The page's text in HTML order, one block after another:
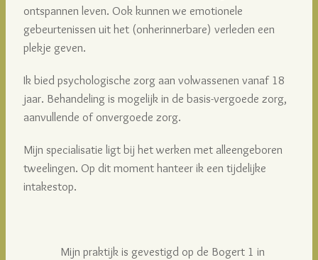
ontspannen leven. Ook kunnen we emotionele
gebeurtenissen uit het (onherinnerbare) verleden een
plekje geven.
Ik bied psychologische zorg aan volwassenen vanaf 18
jaar. Behandeling is mogelijk in de basis-vergoede zorg,
aanvullende of onvergoede zorg.
Mijn specialisatie ligt bij het werken met alleengeboren
tweelingen. Op dit moment hanteer ik een tijdelijke
intakestop.
Mijn praktijk is gevestigd op de Bogert 1 in